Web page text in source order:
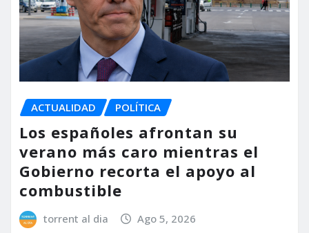
ACTUALIDAD POLÍTICA
Los españoles afrontan su
verano más caro mientras el
Gobierno recorta el apoyo al
combustible
torrent al dia Ago 5, 2026